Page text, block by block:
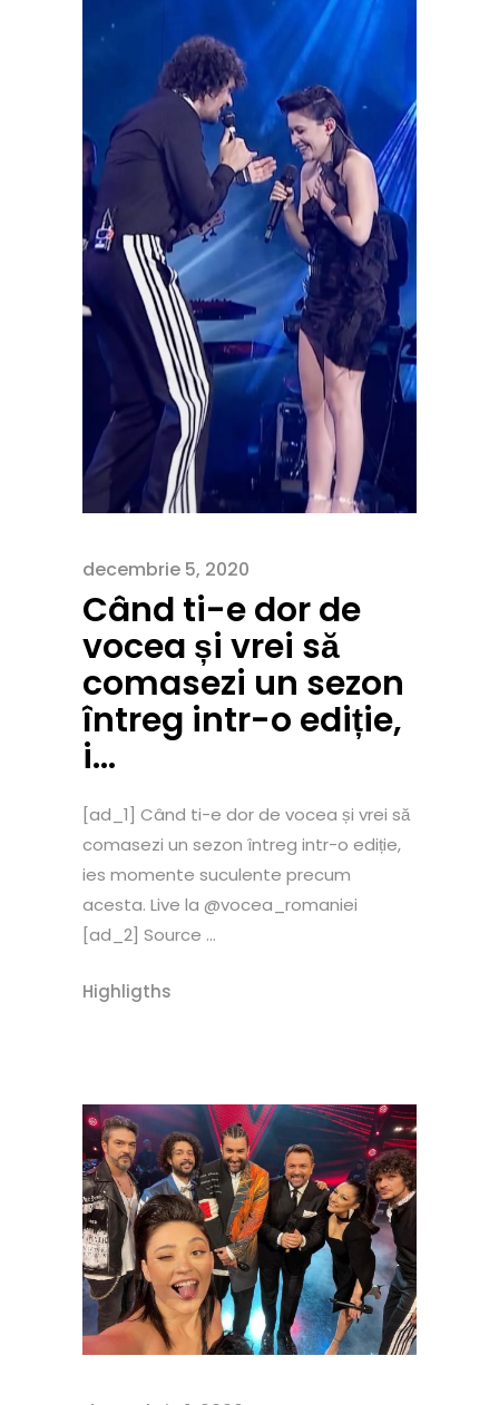
decembrie 5, 2020
Când ti-e dor de
vocea și vrei să
comasezi un sezon
întreg intr-o ediție,
i…
[ad_1] Când ti-e dor de vocea și vrei să
comasezi un sezon întreg intr-o ediție,
ies momente suculente precum
acesta. Live la @vocea_romaniei
[ad_2] Source ...
Highligths